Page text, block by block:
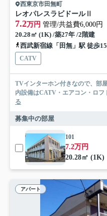
西東京市田無町
レオパレスラビドールⅡ
7.2万円 管理/共益費6,000円
20.28㎡ (1K) /築27年 /2階建
西武新宿線「田無」駅 徒歩
CATV
TVインターホン付きなので、部
内設備はCATV・エアコン・ロフ
る
募集中の部屋
101
7.2万円
20.28㎡ (1K)
アパート